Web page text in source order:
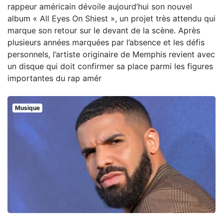
rappeur américain dévoile aujourd’hui son nouvel
album « All Eyes On Shiest », un projet très attendu qui
marque son retour sur le devant de la scène. Après
plusieurs années marquées par l’absence et les défis
personnels, l’artiste originaire de Memphis revient avec
un disque qui doit confirmer sa place parmi les figures
importantes du rap amér
Musique